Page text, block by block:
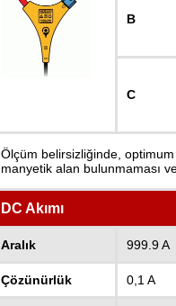
B
C
Ölçüm belirsizliğinde,
manyetik alan bulunmaması
DC Akımı
Aralık 999.9 A
Çözünürlük 0,1 A